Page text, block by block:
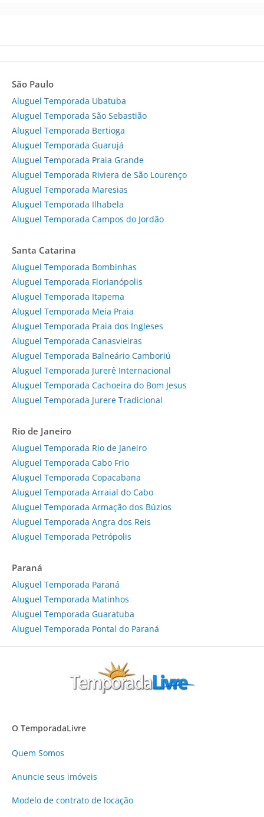
São Paulo
Aluguel Temporada Ubatuba
Aluguel Temporada São Sebastião
Aluguel Temporada Bertioga
Aluguel Temporada Guarujá
Aluguel Temporada Praia Grande
Aluguel Temporada Riviera de São Lourenço
Aluguel Temporada Maresias
Aluguel Temporada Ilhabela
Aluguel Temporada Campos do Jordão
Santa Catarina
Aluguel Temporada Bombinhas
Aluguel Temporada Florianópolis
Aluguel Temporada Itapema
Aluguel Temporada Meia Praia
Aluguel Temporada Praia dos Ingleses
Aluguel Temporada Canasvieiras
Aluguel Temporada Balneário Camboriú
Aluguel Temporada Jurerê Internacional
Aluguel Temporada Cachoeira do Bom Jesus
Aluguel Temporada Jurere Tradicional
Rio de Janeiro
Aluguel Temporada Rio de Janeiro
Aluguel Temporada Cabo Frio
Aluguel Temporada Copacabana
Aluguel Temporada Arraial do Cabo
Aluguel Temporada Armação dos Búzios
Aluguel Temporada Angra dos Reis
Aluguel Temporada Petrópolis
Paraná
Aluguel Temporada Paraná
Aluguel Temporada Matinhos
Aluguel Temporada Guaratuba
Aluguel Temporada Pontal do Paraná
O TemporadaLivre
Quem Somos
Anuncie seus imóveis
Modelo de contrato de locação